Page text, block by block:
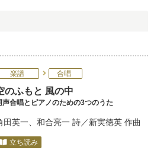
楽譜 合唱
のふもと 風の中
声合唱とピアノのための3つのうた
田英一 和合亮一 詩／新実徳英 作曲
立ち読み